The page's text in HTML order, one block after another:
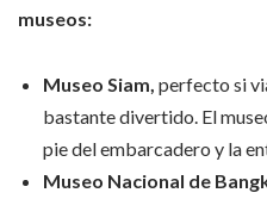
museos:
Museo Siam, perfecto si
bastante divertido. El
pie del embarcadero y la
Museo Nacional de